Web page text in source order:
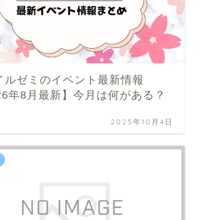
ルゼミのイベント最新情報
年8月最新】今月は何がある？
2025年10月4日